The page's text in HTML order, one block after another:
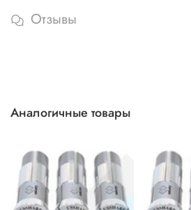
Отзывы
Аналогичные товары